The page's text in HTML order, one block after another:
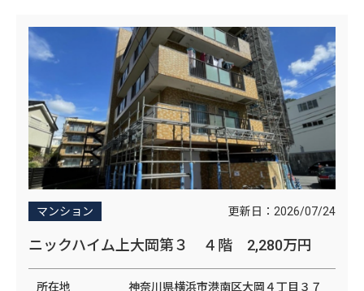
マンション 更新日： 2026/07/24
ニックハイム上大岡第３ ４階 2,280万円
所在地
神奈川県横浜市港南区大岡４丁目３７